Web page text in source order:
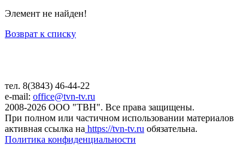
Элемент не найден!
Возврат к списку
тел. 8(3843) 46-44-22
e-mail: office@tvn-tv.ru
2008-2026 ООО "ТВН". Все права защищены.
При полном или частичном использовании материалов
активная ссылка на https://tvn-tv.ru обязательна.
Политика конфиденциальности